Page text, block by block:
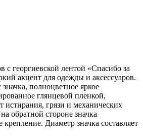
с георгиевской лентой «Спасибо за
акцент для одежды и аксессуаров.
полноцветное яркое
глянцевой пленкой,
истирания, грязи и механических
обратной стороне значка
крепление. Диаметр значка составляет